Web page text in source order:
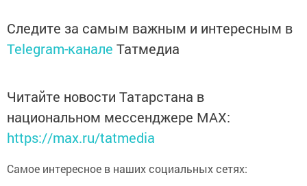
Следите за самым важным и интересным в
Telegram-канале Татмедиа
Читайте новости Татарстана в
национальном мессенджере MАХ:
https://max.ru/tatmedia
Самое интересное в наших социальных сетях: